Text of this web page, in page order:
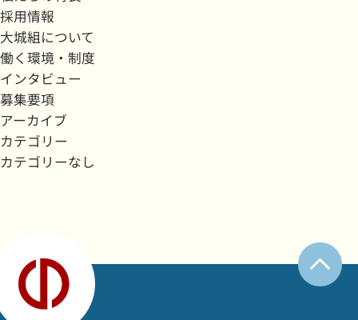
採用情報
大城組について
働く環境・制度
インタビュー
募集要項
アーカイブ
カテゴリー
カテゴリーなし